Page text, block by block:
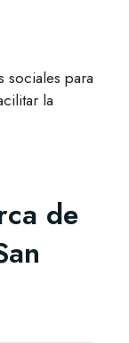
sociales para
la
de